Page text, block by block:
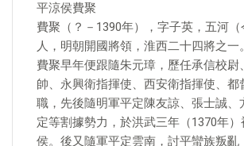
平涼侯費聚
費聚（？－1390年），字子英，五河（
人，明朝開國將領，淮西二十四將之一。
費聚早年便跟隨朱元璋，歷任承信校尉
帥、永興衛指揮使、西安衛指揮使、都
職，先後隨明軍平定陳友諒、張士誠、
定等割據勢力，於洪武三年（1370年
侯。後又隨軍平定雲南，討平蠻族叛亂